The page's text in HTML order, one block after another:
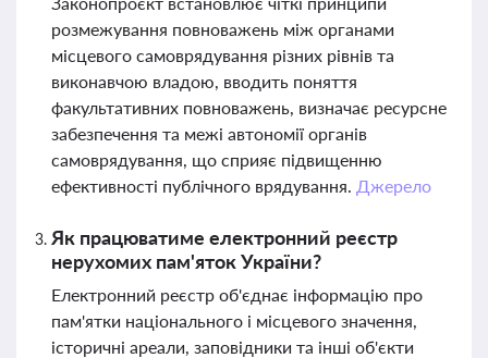
розмежування повноважень між органами
місцевого самоврядування різних рівнів та
виконавчою владою, вводить поняття
факультативних повноважень, визначає ресурсне
забезпечення та межі автономії органів
самоврядування, що сприяє підвищенню
ефективності публічного врядування. Джерело
Як працюватиме електронний реєстр
нерухомих пам'яток України?
Електронний реєстр об'єднає інформацію про
пам'ятки національного і місцевого значення,
історичні ареали, заповідники та інші об'єкти